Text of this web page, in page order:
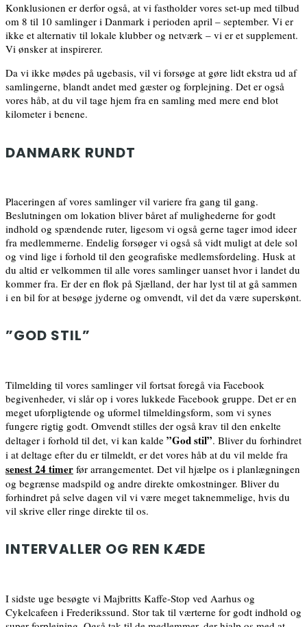
Konklusionen er derfor også, at vi fastholder vores set-up med tilbud
om 8 til 10 samlinger i Danmark i perioden april – september. Vi er
ikke et alternativ til lokale klubber og netværk – vi er et supplement.
Vi ønsker at inspirerer.
Da vi ikke mødes på ugebasis, vil vi forsøge at gøre lidt ekstra ud af
samlingerne, blandt andet med gæster og forplejning. Det er også
vores håb, at du vil tage hjem fra en samling med mere end blot
kilometer i benene.
DANMARK RUNDT
Placeringen af vores samlinger vil variere fra gang til gang.
Beslutningen om lokation bliver båret af mulighederne for godt
indhold og spændende ruter, ligesom vi også gerne tager imod ideer
fra medlemmerne. Endelig forsøger vi også så vidt muligt at dele sol
og vind lige i forhold til den geografiske medlemsfordeling. Husk at
du altid er velkommen til alle vores samlinger uanset hvor i landet du
kommer fra. Er der en flok på Sjælland, der har lyst til at gå sammen
i en bil for at besøge jyderne og omvendt, vil det da være superskønt.
”GOD STIL”
Tilmelding til vores samlinger vil fortsat foregå via Facebook
begivenheder, vi slår op i vores lukkede Facebook gruppe. Det er en
meget uforpligtende og uformel tilmeldingsform, som vi synes
fungere rigtig godt. Omvendt stilles der også krav til den enkelte
deltager i forhold til det, vi kan kalde ”God stil”. Bliver du forhindret
i at deltage efter du er tilmeldt, er det vores håb at du vil melde fra
senest 24 timer før arrangementet. Det vil hjælpe os i planlægningen
og begrænse madspild og andre direkte omkostninger. Bliver du
forhindret på selve dagen vil vi være meget taknemmelige, hvis du
vil skrive eller ringe direkte til os.
INTERVALLER OG REN KÆDE
I sidste uge besøgte vi Majbritts Kaffe-Stop ved Aarhus og
Cykelcafeen i Frederikssund. Stor tak til værterne for godt indhold og